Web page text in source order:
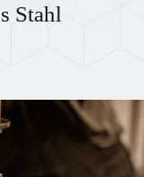
Stahl